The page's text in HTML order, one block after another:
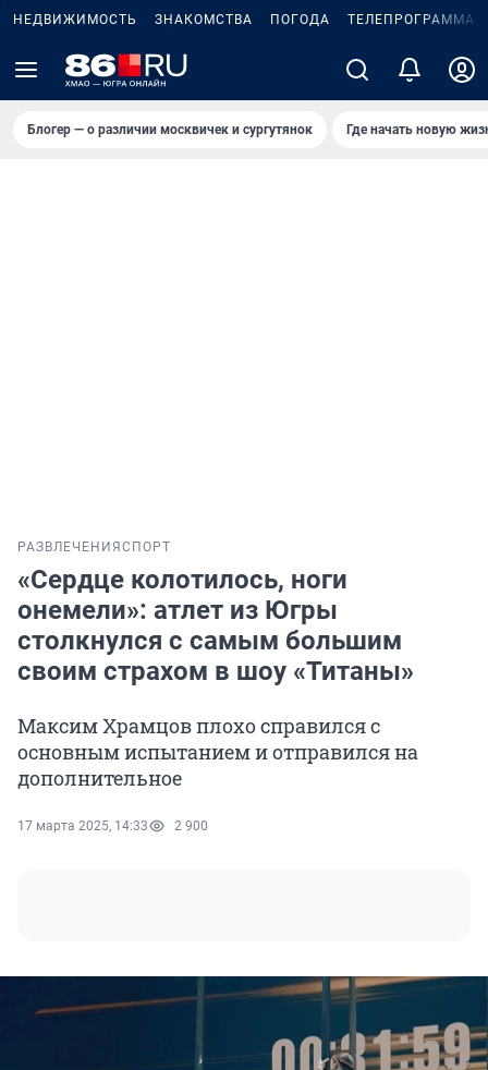
НЕДВИЖИМОСТЬ ЗНАКОМСТВА ПОГОДА ТЕЛЕПРОГРАММА
Блогер — о различии москвичек и сургутянок Где начать новую
РАЗВЛЕЧЕНИЯ СПОРТ
«Сердце колотилось, ноги
онемели»: атлет из Югры
столкнулся с самым большим
своим страхом в шоу «Титаны»
Максим Храмцов плохо справился с
основным испытанием и отправился на
дополнительное
17 марта 2025, 14:33 2 900